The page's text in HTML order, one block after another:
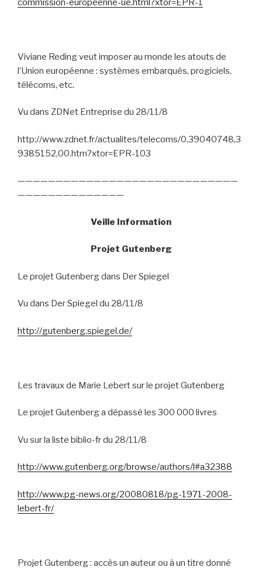
commission-europeenne-ue.html?xtor=EPR-1
Viviane Reding veut imposer au monde les atouts de
l’Union européenne : systèmes embarqués, progiciels,
télécoms, etc.
Vu dans ZDNet Entreprise du 28/11/8
http://www.zdnet.fr/actualites/telecoms/0,39040748,3
9385152,00.htm?xtor=EPR-103
—————————————————————————————
——————————————
Veille Information
Projet Gutenberg
Le projet Gutenberg dans Der Spiegel
Vu dans Der Spiegel du 28/11/8
http://gutenberg.spiegel.de/
Les travaux de Marie Lebert sur le projet Gutenberg
Le projet Gutenberg a dépassé les 300 000 livres
Vu sur la liste biblio-fr du 28/11/8
http://www.gutenberg.org/browse/authors/l#a32388
http://www.pg-news.org/20080818/pg-1971-2008-
lebert-fr/
Projet Gutenberg : accès un auteur ou à un titre donné